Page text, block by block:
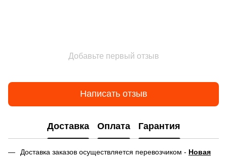
Добавьте первый отзыв
Написать отзыв
Доставка Оплата Гарантия
Доставка заказов осуществляется перевозчиком - Новая